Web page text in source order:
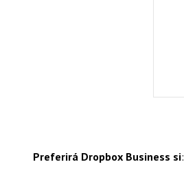
Preferirá Dropbox Business si: